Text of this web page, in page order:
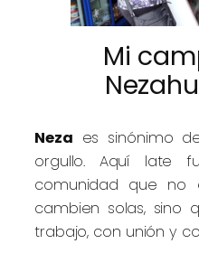
Mi
Neza es sinónimo
orgullo. Aquí late
comunidad que no
cambien solas, sino
trabajo, con unión y